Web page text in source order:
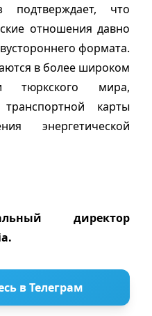
что
отношения давно
формата.
в более широком
тюркского мира,
карты
энергетической
директор
в Телеграм